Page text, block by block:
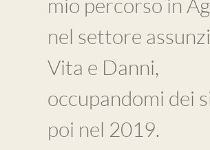
mio percorso in
nel settore
Vita e Danni,
occupandomi dei
poi nel 2019.